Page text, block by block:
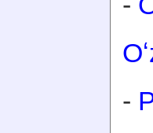
-